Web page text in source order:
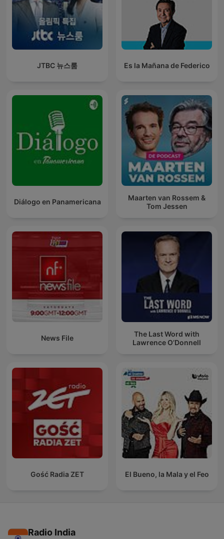
JTBC 뉴스룸 Es la Mañana de Federico
Diálogo en Panamericana
Maarten van Rossem &
Tom Jessen
News File
The Last Word with
Lawrence O’Donnell
Gość Radia ZET El Bueno, la Mala y el Feo
Radio India